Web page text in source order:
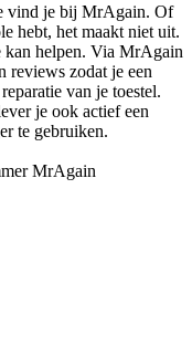
vind je bij MrAgain. Of
hebt, het maakt niet uit.
kan helpen. Via MrAgain
reviews zodat je een
van je toestel.
je ook actief een
te gebruiken.
MrAgain